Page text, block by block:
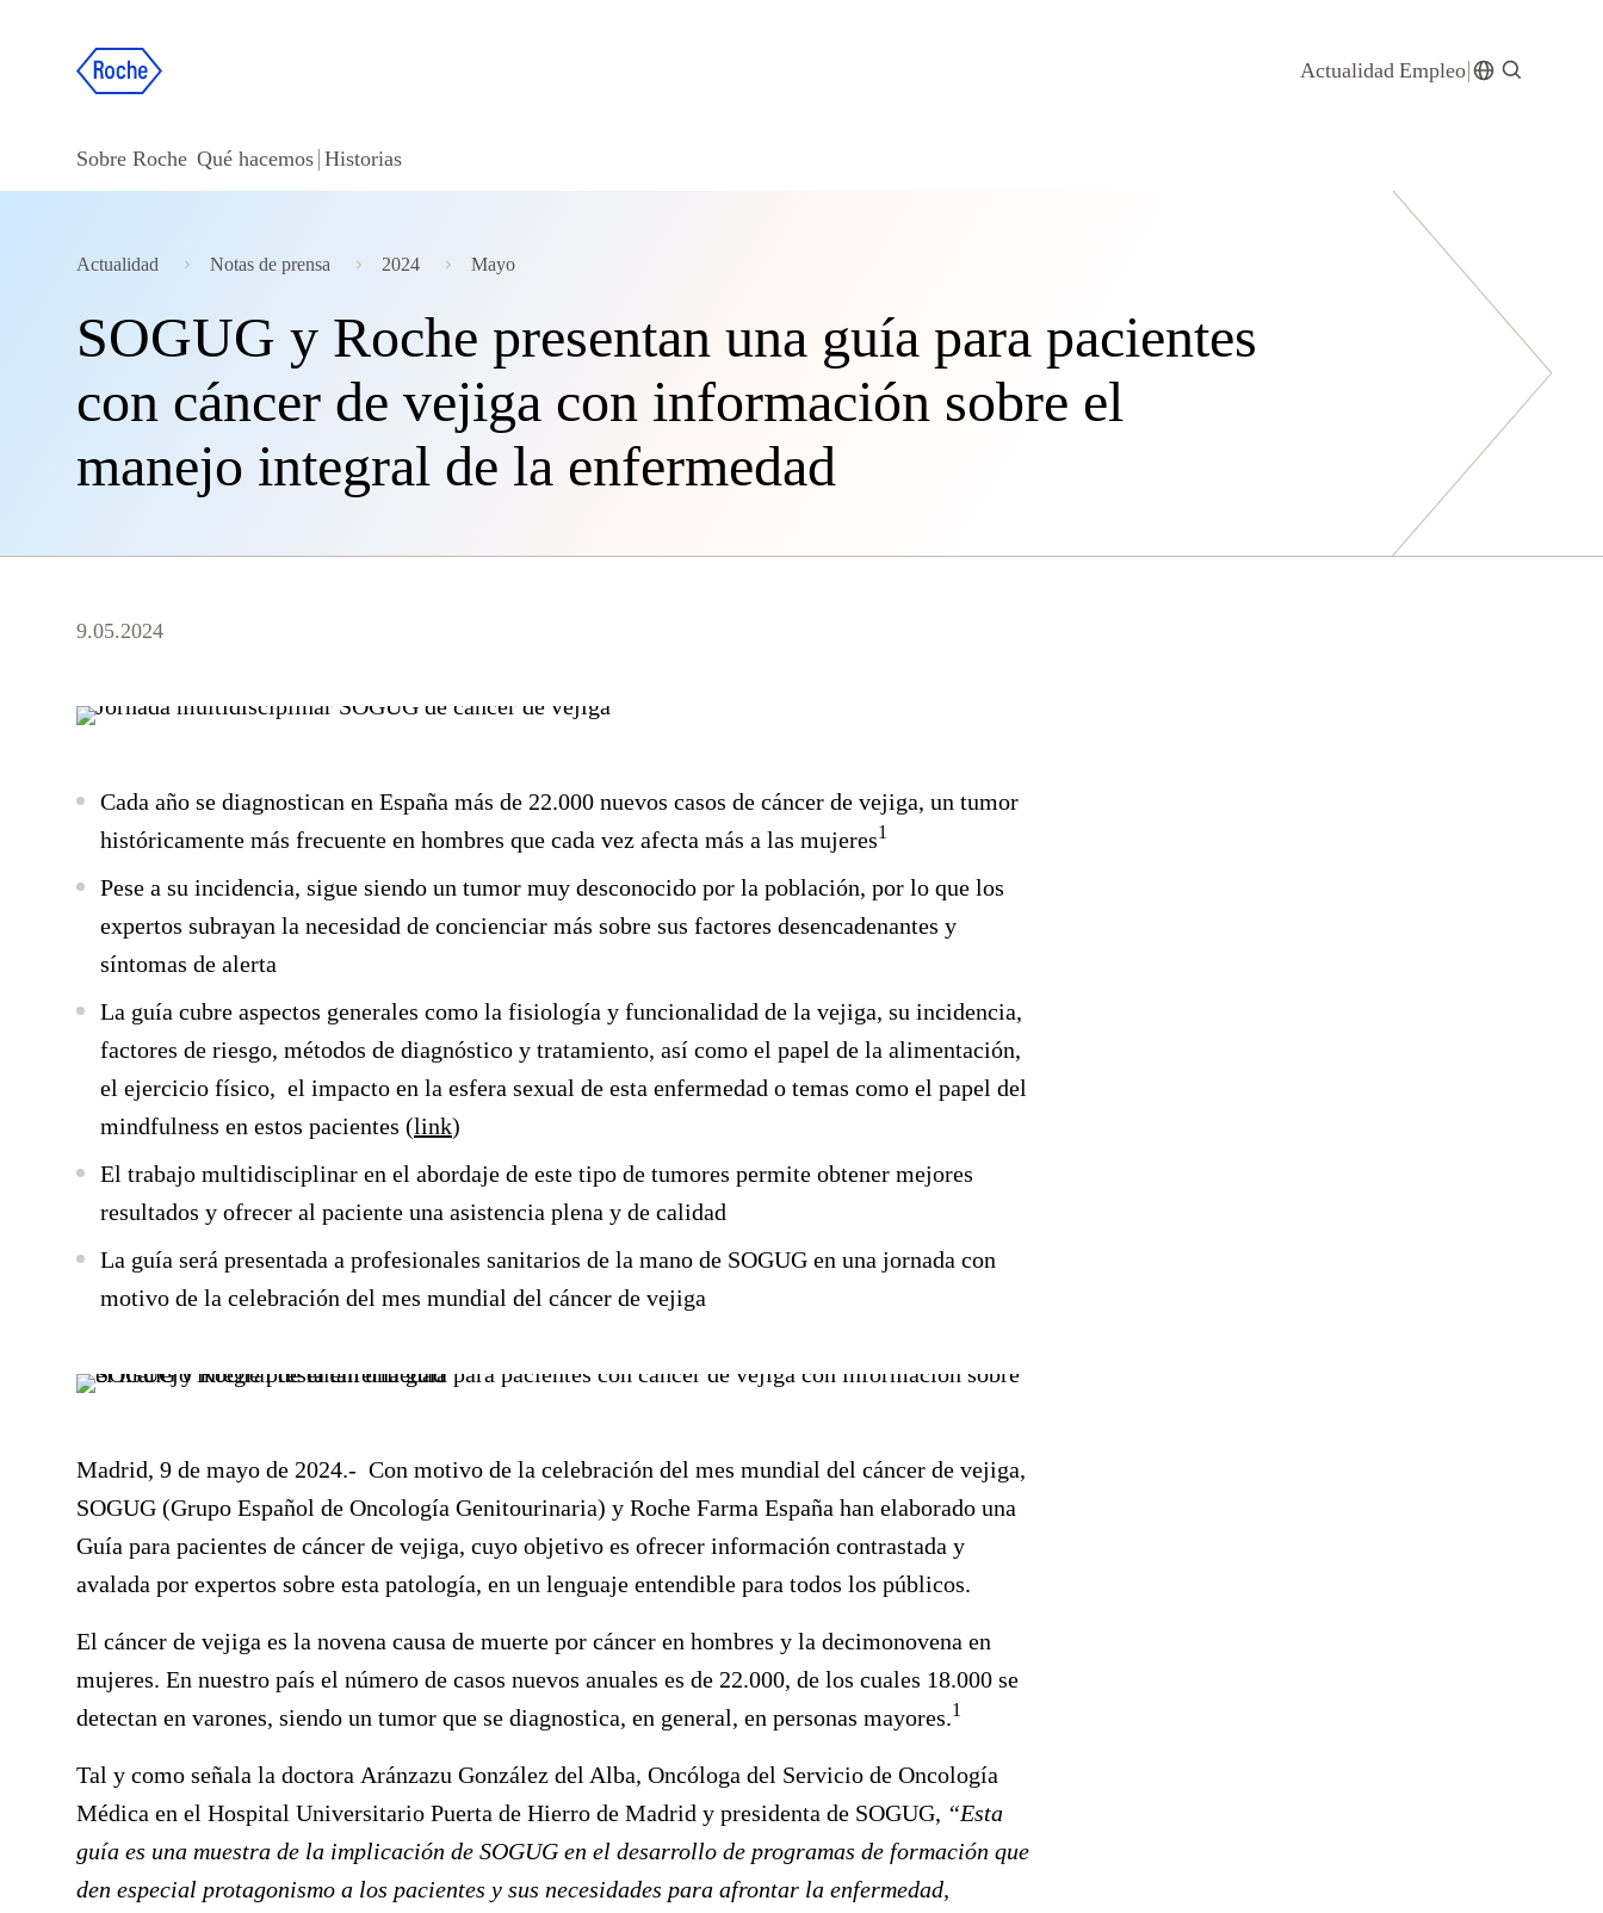
Actualidad Empleo
Sobre Roche Qué hacemos Historias
Actualidad Notas de prensa 2024 Mayo
SOGUG y Roche presentan una guía para pacientes
con cáncer de vejiga con información sobre el
manejo integral de la enfermedad
9.05.2024
Cada año se diagnostican en España más de 22.000 nuevos casos de cáncer de vejiga, un tumor
históricamente más frecuente en hombres que cada vez afecta más a las mujeres1
Pese a su incidencia, sigue siendo un tumor muy desconocido por la población, por lo que los
expertos subrayan la necesidad de concienciar más sobre sus factores desencadenantes y
síntomas de alerta
La guía cubre aspectos generales como la fisiología y funcionalidad de la vejiga, su incidencia,
factores de riesgo, métodos de diagnóstico y tratamiento, así como el papel de la alimentación,
el ejercicio físico, el impacto en la esfera sexual de esta enfermedad o temas como el papel del
mindfulness en estos pacientes (link)
El trabajo multidisciplinar en el abordaje de este tipo de tumores permite obtener mejores
resultados y ofrecer al paciente una asistencia plena y de calidad
La guía será presentada a profesionales sanitarios de la mano de SOGUG en una jornada con
motivo de la celebración del mes mundial del cáncer de vejiga
Madrid, 9 de mayo de 2024.- Con motivo de la celebración del mes mundial del cáncer de vejiga,
SOGUG (Grupo Español de Oncología Genitourinaria) y Roche Farma España han elaborado una
Guía para pacientes de cáncer de vejiga, cuyo objetivo es ofrecer información contrastada y
avalada por expertos sobre esta patología, en un lenguaje entendible para todos los públicos.
El cáncer de vejiga es la novena causa de muerte por cáncer en hombres y la decimonovena en
mujeres. En nuestro país el número de casos nuevos anuales es de 22.000, de los cuales 18.000 se
detectan en varones, siendo un tumor que se diagnostica, en general, en personas mayores.1
Tal y como señala la doctora Aránzazu González del Alba, Oncóloga del Servicio de Oncología
Médica en el Hospital Universitario Puerta de Hierro de Madrid y presidenta de SOGUG, “Esta
guía es una muestra de la implicación de SOGUG en el desarrollo de programas de formación que
den especial protagonismo a los pacientes y sus necesidades para afrontar la enfermedad,